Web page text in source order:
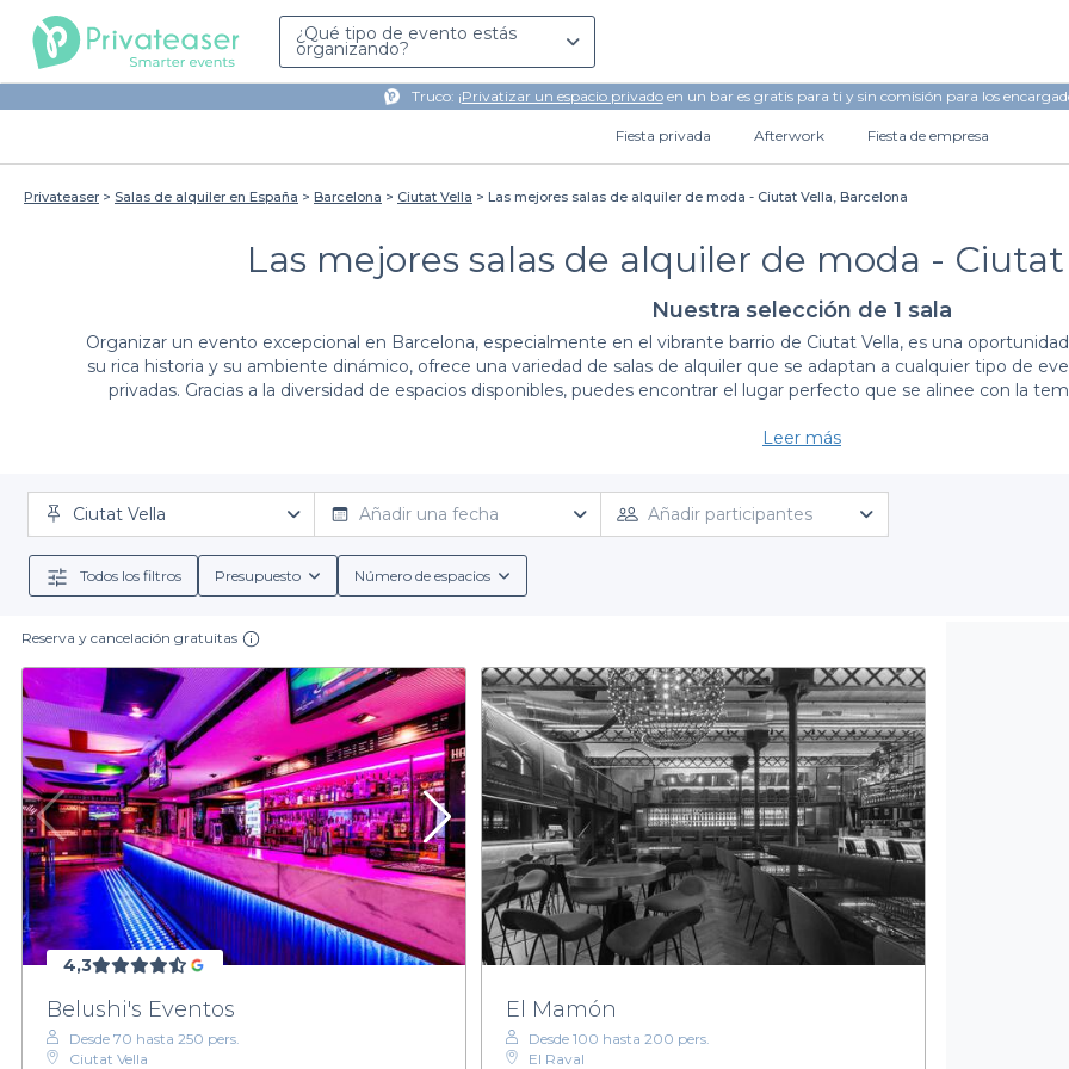
¿Qué tipo de evento estás
organizando?
Truco: ¡Privatizar un espacio privadoen un bar es gratis para ti y sin comisión para los
Fiesta privada Afterwork Fiesta de empresa
Privateaser Salas de alquiler en España Barcelona Ciutat Vella Las mejores salas de alquiler de moda - Ciutat Vella, Barcelona
Las mejores salas de alquiler de moda -
Nuestra selección de 1 sala
Organizar un evento excepcional en Barcelona, especialmente en el vibrante barrio de Ciutat Vella, es una
su rica historia y su ambiente dinámico, ofrece una variedad de salas de alquiler que se adaptan a cualquier tipo de
privadas. Gracias a la diversidad de espacios disponibles, puedes encontrar el lugar perfecto que se alinee con la
Al utilizarPrivateaser, simplificamos el proceso de búsqueda y reserva de espacios en Ciutat Vella. Nuestra
moda, cada una con su propio carácter único y atractivo. Ofrecemos opciones para todos los gustos, asegurando
elegante para una reunión de trabajo o una sala festiva para una fiesta de
Además, al reservar a través de Privateaser, tienes acceso a
Tu próximo evento en Ciutat Vella te espera
No pierdas la oportunidad de celebrar tu próximo evento en uno de los barrios más emblemáticos de Barcelona. Con
intuitivo y eficiente, permitiéndote concentrarte en disfrutar del evento y atender a tus invitados. Explora nuestra
descubre el lugar ideal que hará de tu evento un verdadero éxito. Visita nuestra plataforma y da el
Leer más
Ciutat Vella Añadir una fecha Añadir participantes
Todos los filtros Presupuesto Número de espacios
Reserva y cancelación gratuitas
4,3
Belushi's Eventos
Desde 70 hasta 250 pers.
Ciutat Vella
El Mamón
Desde 100 hasta 200 pers.
El Raval